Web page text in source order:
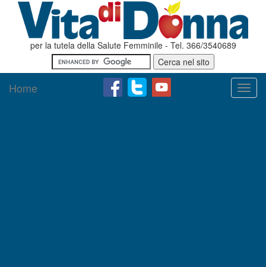
per la tutela della Salute Femminile - Tel. 366/3540689
Home